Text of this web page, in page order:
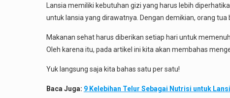
Lansia memiliki kebutuhan gizi yang harus lebih
untuk lansia yang dirawatnya. Dengan demikian, orang
Makanan sehat harus diberikan setiap hari untuk
Oleh karena itu, pada artikel ini kita akan membahas
Yuk langsung saja kita bahas satu per satu!
Baca Juga: 9 Kelebihan Telur Sebagai Nutrisi untuk